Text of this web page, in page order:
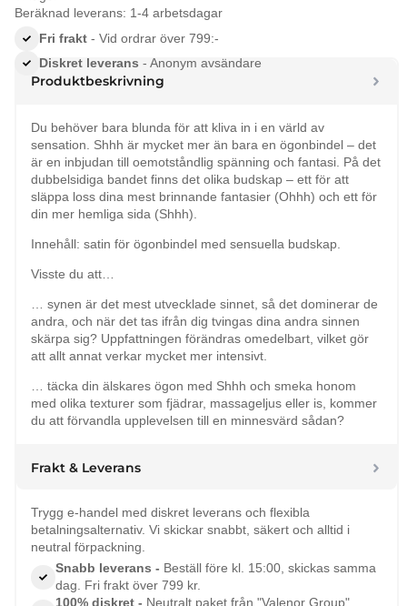
Beräknad leverans: 1-4 arbetsdagar
Fri frakt - Vid ordrar över 799:-
Diskret leverans - Anonym avsändare
Produktbeskrivning
Du behöver bara blunda för att kliva in i en värld av
sensation. Shhh är mycket mer än bara en ögonbindel – det
är en inbjudan till oemotståndlig spänning och fantasi. På det
dubbelsidiga bandet finns det olika budskap – ett för att
släppa loss dina mest brinnande fantasier (Ohhh) och ett för
din mer hemliga sida (Shhh).
Innehåll: satin för ögonbindel med sensuella budskap.
Visste du att…
… synen är det mest utvecklade sinnet, så det dominerar de
andra, och när det tas ifrån dig tvingas dina andra sinnen
skärpa sig? Uppfattningen förändras omedelbart, vilket gör
att allt annat verkar mycket mer intensivt.
… täcka din älskares ögon med Shhh och smeka honom
med olika texturer som fjädrar, massageljus eller is, kommer
du att förvandla upplevelsen till en minnesvärd sådan?
Frakt & Leverans
Trygg e-handel med diskret leverans och flexibla
betalningsalternativ. Vi skickar snabbt, säkert och alltid i
neutral förpackning.
Snabb leverans - Beställ före kl. 15:00, skickas samma
dag. Fri frakt över 799 kr.
100% diskret - Neutralt paket från "Valenor Group".